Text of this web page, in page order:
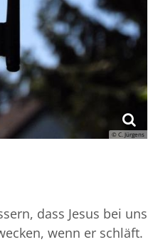
© C. Jürgens
dass Jesus bei uns
wenn er schläft.